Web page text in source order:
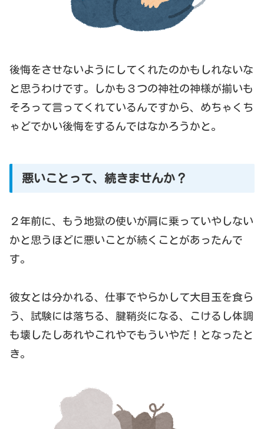
後悔をさせないようにしてくれたのかもしれないな
と思うわけです。しかも３つの神社の神様が揃いも
そろって言ってくれているんですから、めちゃくち
ゃどでかい後悔をするんではなかろうかと。
悪いことって、続きませんか？
２年前に、もう地獄の使いが肩に乗っていやしない
かと思うほどに悪いことが続くことがあったんで
す。
彼女とは分かれる、仕事でやらかして大目玉を食ら
う、試験には落ちる、腱鞘炎になる、こけるし体調
も壊したしあれやこれやでもういやだ！となったと
き。